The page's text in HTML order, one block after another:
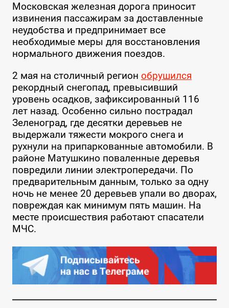
Московская железная дорога приносит
извинения пассажирам за доставленные
неудобства и предпринимает все
необходимые меры для восстановления
нормального движения поездов.
2 мая на столичный регион обрушился
рекордный снегопад, превысивший
уровень осадков, зафиксированный 116
лет назад. Особенно сильно пострадал
Зеленоград, где десятки деревьев не
выдержали тяжести мокрого снега и
рухнули на припаркованные автомобили. В
районе Матушкино поваленные деревья
повредили линии электропередачи. По
предварительным данным, только за одну
ночь не менее 20 деревьев упали во дворах,
повреждая как минимум пять машин. На
месте происшествия работают спасатели
МЧС.